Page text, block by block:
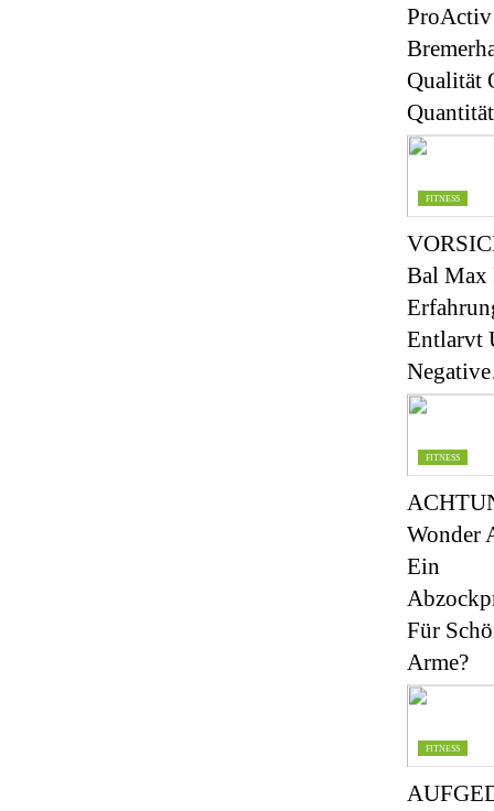
ProActiv
Qualität
FITNESS
Bal Max
Entlarvt
FITNESS
Wonder
Ein
Für
Arme?
FITNESS